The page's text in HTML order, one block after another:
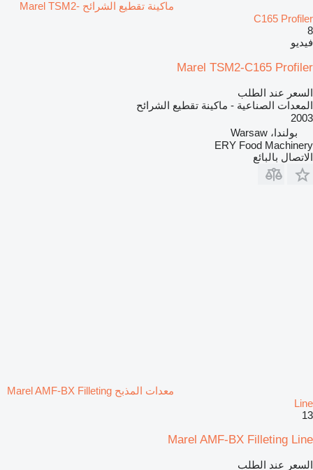
ماكينة تقطيع الشرائح Marel TSM2-
C165 Profiler
8
فيديو
Marel TSM2-C165 Profiler
السعر عند الطلب
المعدات الصناعية - ماكينة تقطيع الشرائح
2003
بولندا، Warsaw
ERY Food Machinery
الاتصال بالبائع
معدات المذبح Marel AMF-BX Filleting
Line
13
Marel AMF-BX Filleting Line
السعر عند الطلب